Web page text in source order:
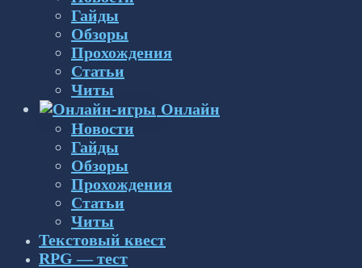
Гайды
Обзоры
Прохождения
Статьи
Читы
Онлайн
Новости
Гайды
Обзоры
Прохождения
Статьи
Читы
Текстовый квест
RPG — тест